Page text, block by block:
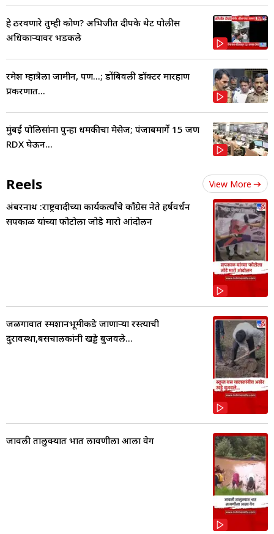
हे ठरवणारे तुम्ही कोण? अभिजीत दीपके थेट पोलीस
अधिकाऱ्यावर भडकले
रमेश म्हात्रेला जामीन, पण...; डोंबिवली डॉक्टर मारहाण
प्रकरणात...
मुंबई पोलिसांना पुन्हा धमकीचा मेसेज; पंजाबमार्गे 15 जण
RDX घेऊन...
Reels View More
अंबरनाथ :राष्ट्रवादीच्या कार्यकर्त्यांचे काँग्रेस नेते हर्षवर्धन
सपकाळ यांच्या फोटोला जोडे मारो आंदोलन
जळगावात स्मशानभूमीकडे जाणाऱ्या रस्त्याची
दुरावस्था,बसचालकांनी खड्डे बुजवले...
जावली तालुक्यात भात लावणीला आला वेग